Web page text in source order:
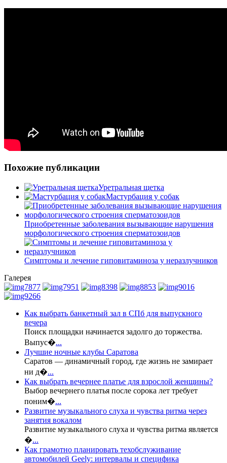
Похожие публикации
Уретральная щетка
Мастурбация у собак
Приобретенные заболевания вызывающие нарушения
морфологического строения сперматозоидов
Симптомы и лечение гиповитаминоза у неразлучников
Галерея
Как выбрать банкетный зал в СПб для выпускного
вечера
Поиск площадки начинается задолго до торжества.
Выпус�...
Лучшие ночные клубы Саратова
Саратов — динамичный город, где жизнь не замирает
ни д�...
Как выбрать вечернее платье для взрослой женщины?
Выбор вечернего платья после сорока лет требует
поним�...
Развитие музыкального слуха и чувства ритма через
занятия вокалом
Развитие музыкального слуха и чувства ритма является
�...
Как грамотно планировать техобслуживание
автомобилей Geely: интервалы и специфика